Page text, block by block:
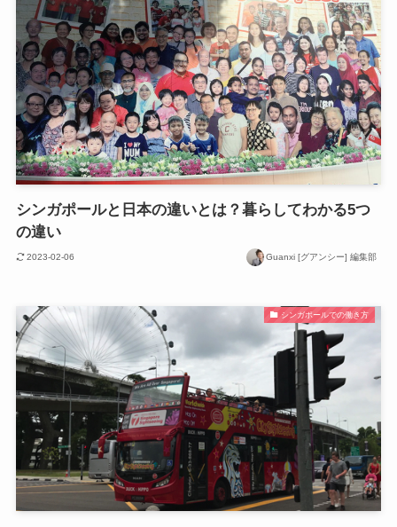
シンガポールと日本の違いとは？暮らしてわかる5つ
の違い
2023-02-06 Guanxi [グアンシー] 編集部
シンガポールでの働き方